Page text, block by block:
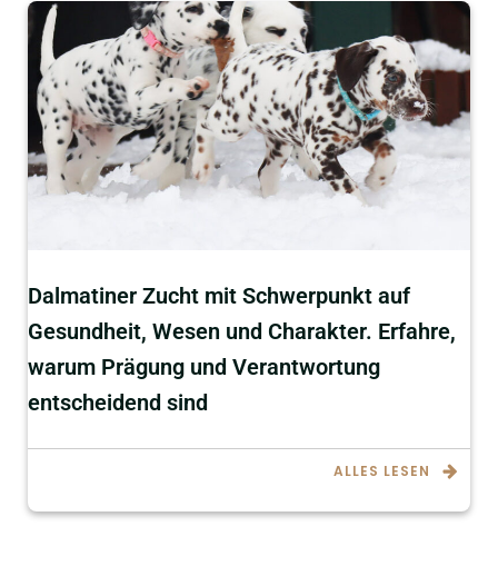
Dalmatiner Zucht mit Schwerpunkt auf
Gesundheit, Wesen und Charakter. Erfahre,
warum Prägung und Verantwortung
entscheidend sind
ALLES LESEN